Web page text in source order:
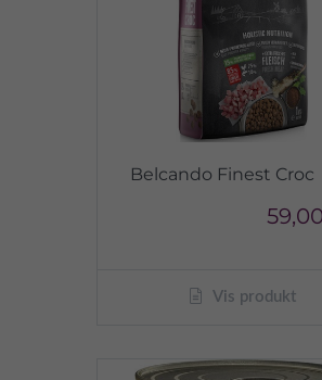
Belcando Finest Croc
Vis produkt